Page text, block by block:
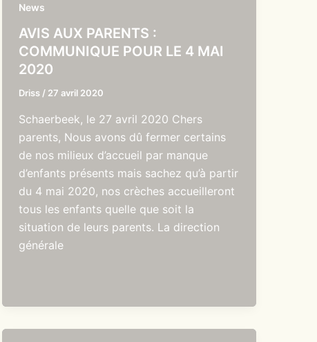
News
AVIS AUX PARENTS :
COMMUNIQUE POUR LE 4 MAI
2020
Driss / 27 avril 2020
Schaerbeek, le 27 avril 2020 Chers
parents, Nous avons dû fermer certains
de nos milieux d’accueil par manque
d’enfants présents mais sachez qu’à partir
du 4 mai 2020, nos crèches accueilleront
tous les enfants quelle que soit la
situation de leurs parents. La direction
générale